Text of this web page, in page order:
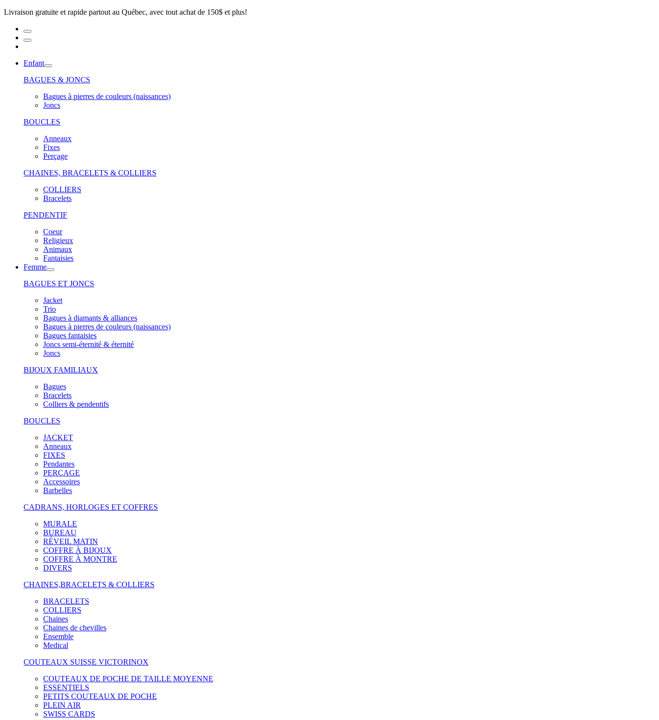
Livraison gratuite et rapide partout au Québec, avec tout achat de 150$ et plus!
Enfant
BAGUES & JONCS
Bagues à pierres de couleurs (naissances)
Joncs
BOUCLES
Anneaux
Fixes
Perçage
CHAINES, BRACELETS & COLLIERS
COLLIERS
Bracelets
PENDENTIF
Coeur
Religieux
Animaux
Fantaisies
Femme
BAGUES ET JONCS
Jacket
Trio
Bagues à diamants & alliances
Bagues à pierres de couleurs (naissances)
Bagues fantaisies
Joncs semi-éternité & éternité
Joncs
BIJOUX FAMILIAUX
Bagues
Bracelets
Colliers & pendentifs
BOUCLES
JACKET
Anneaux
FIXES
Pendantes
PERÇAGE
Accessoires
Barbelles
CADRANS, HORLOGES ET COFFRES
MURALE
BUREAU
RÉVEIL MATIN
COFFRE À BIJOUX
COFFRE À MONTRE
DIVERS
CHAINES,BRACELETS & COLLIERS
BRACELETS
COLLIERS
Chaines
Chaines de chevilles
Ensemble
Medical
COUTEAUX SUISSE VICTORINOX
COUTEAUX DE POCHE DE TAILLE MOYENNE
ESSENTIELS
PETITS COUTEAUX DE POCHE
PLEIN AIR
SWISS CARDS